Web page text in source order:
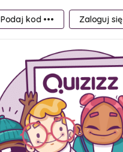
Podaj kod ••• Zaloguj się